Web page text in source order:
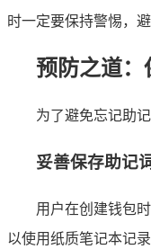
时一定要保持警惕，
预防之道：
为了避免忘记助
妥善保存助记
用户在创建钱包
以使用纸质笔记本记